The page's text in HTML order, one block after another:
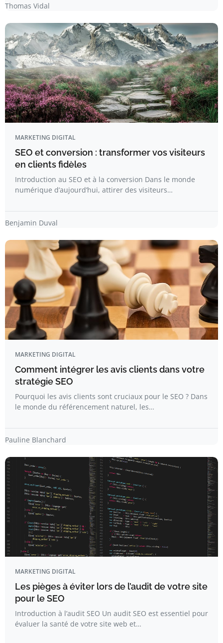
Thomas Vidal
MARKETING DIGITAL
SEO et conversion : transformer vos visiteurs
en clients fidèles
Introduction au SEO et à la conversion Dans le monde
numérique d’aujourd’hui, attirer des visiteurs…
Benjamin Duval
MARKETING DIGITAL
Comment intégrer les avis clients dans votre
stratégie SEO
Pourquoi les avis clients sont cruciaux pour le SEO ? Dans
le monde du référencement naturel, les…
Pauline Blanchard
MARKETING DIGITAL
Les pièges à éviter lors de l’audit de votre site
pour le SEO
Introduction à l’audit SEO Un audit SEO est essentiel pour
évaluer la santé de votre site web et…